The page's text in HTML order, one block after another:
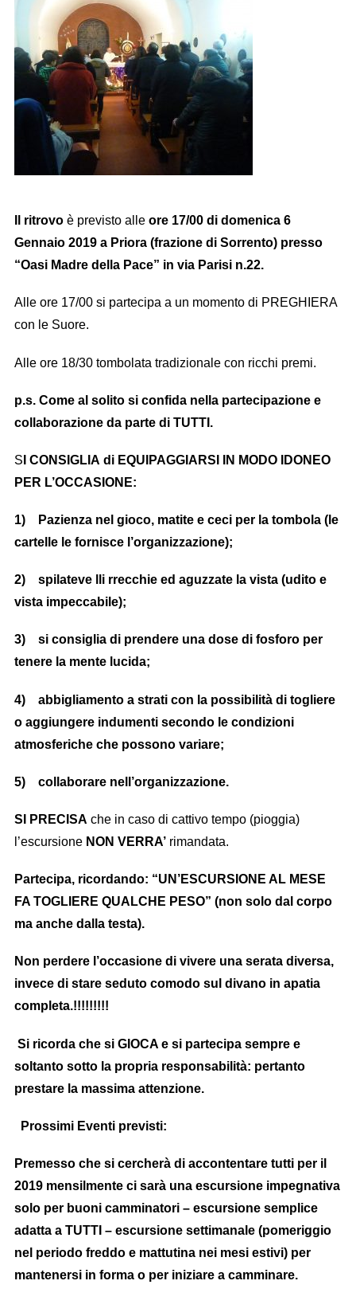
Il ritrovoè previsto alle ore 17/00 di domenica 6
Gennaio 2019 a Priora (frazione di Sorrento) presso
“Oasi Madre della Pace” in via Parisi n.22.
Alle ore 17/00 si partecipa a un momento di PREGHIERA
con le Suore.
Alle ore 18/30 tombolata tradizionale con ricchi premi.
p.s. Come al solito si confida nella partecipazione e
collaborazione da parte di TUTTI.
S I CONSIGLIA di EQUIPAGGIARSI IN MODO IDONEO
PER L’OCCASIONE:
1) Pazienza nel gioco, matite e ceci per la tombola (le
cartelle le fornisce l’organizzazione);
2) spilateve lli rrecchie ed aguzzate la vista (udito e
vista impeccabile);
3) si consiglia di prendere una dose di fosforo per
tenere la mente lucida;
4) abbigliamento a strati con la possibilità di togliere
o aggiungere indumenti secondo le condizioni
atmosferiche che possono variare;
5) collaborare nell’organizzazione.
SI PRECISA che in caso di cattivo tempo (pioggia)
l’escursione NON VERRA’rimandata.
Partecipa, ricordando: “UN’ESCURSIONE AL MESE
FA TOGLIERE QUALCHE PESO” (non solo dal corpo
ma anche dalla testa).
Non perdere l’occasione di vivere una serata diversa,
invece di stare seduto comodo sul divano in apatia
completa.!!!!!!!!!
Si ricorda che si GIOCA e si partecipa sempre e
soltanto sotto la propria responsabilità: pertanto
prestare la massima attenzione.
Prossimi Eventi previsti:
Premesso che si cercherà di accontentare tutti per il
2019 mensilmente ci sarà una escursione impegnativa
solo per buoni camminatori – escursione semplice
adatta a TUTTI – escursione settimanale (pomeriggio
nel periodo freddo e mattutina nei mesi estivi) per
mantenersi in forma o per iniziare a camminare.